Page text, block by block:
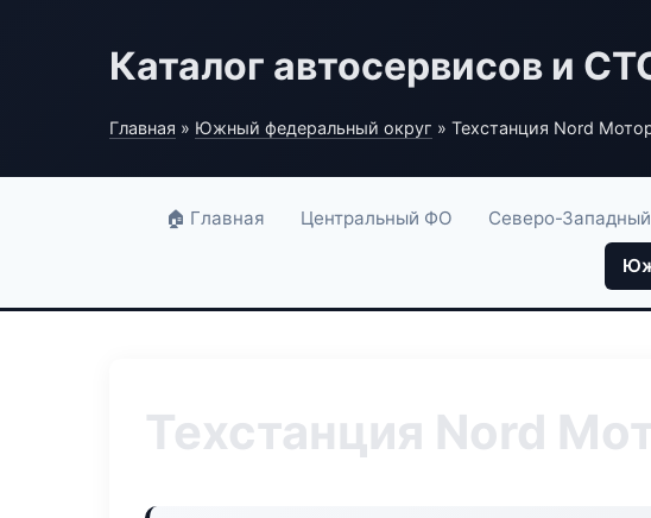
Каталог автосервисов и
Главная » Южный федеральный округ » Техстанция Nord
🏠 Главная Центральный ФО Северо-
Техстанция Nord